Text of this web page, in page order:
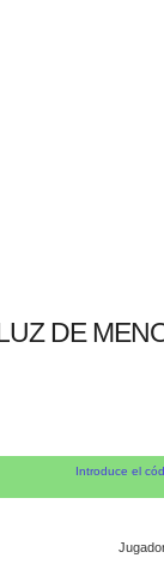
DE
Introduce el